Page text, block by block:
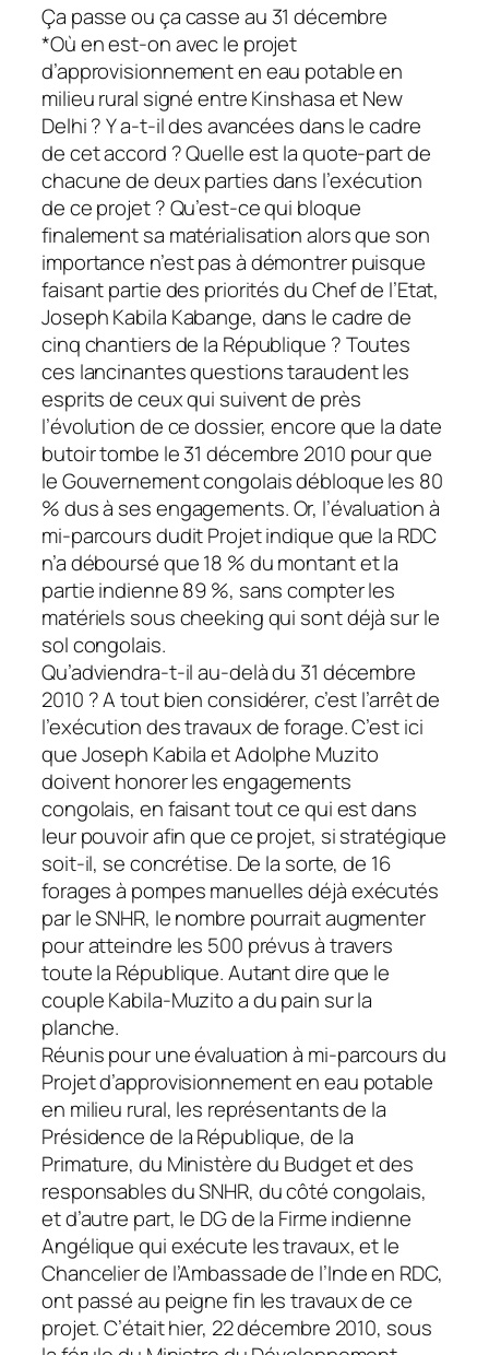
Ça passe ou ça casse au 31 décembre
*Où en est-on avec le projet
d’approvisionnement en eau potable en
milieu rural signé entre Kinshasa et New
Delhi ? Y a-t-il des avancées dans le cadre
de cet accord ? Quelle est la quote-part de
chacune de deux parties dans l’exécution
de ce projet ? Qu’est-ce qui bloque
finalement sa matérialisation alors que son
importance n’est pas à démontrer puisque
faisant partie des priorités du Chef de l’Etat,
Joseph Kabila Kabange, dans le cadre de
cinq chantiers de la République ?Toutes
ces lancinantes questions taraudent les
esprits de ceux qui suivent de près
l’évolution de ce dossier, encore que la date
butoir tombe le 31 décembre 2010 pour que
le Gouvernement congolais débloque les 80
% dus à ses engagements.Or, l’évaluation à
mi-parcours dudit Projet indique que la RDC
n’a déboursé que 18 % du montant et la
partie indienne 89 %, sans compter les
matériels sous cheeking qui sont déjà sur le
sol congolais.
Qu’adviendra-t-il au-delà du 31 décembre
2010 ? A tout bien considérer, c’est l’arrêt de
l’exécution des travaux de forage. C’est ici
que Joseph Kabila et Adolphe Muzito
doivent honorer les engagements
congolais, en faisant tout ce qui est dans
leur pouvoir afin que ce projet, si stratégique
soit-il, se concrétise. De la sorte, de 16
forages à pompes manuelles déjà exécutés
par le SNHR, le nombre pourrait augmenter
pour atteindre les 500 prévus à travers
toute la République. Autant dire que le
couple Kabila-Muzito a du pain sur la
planche.
Réunis pour une évaluation à mi-parcours du
Projet d’approvisionnement en eau potable
en milieu rural, les représentants de la
Présidence de la République, de la
Primature, du Ministère du Budget et des
responsables du SNHR, du côté congolais,
et d’autre part, le DG de la Firme indienne
Angélique qui exécute les travaux, et le
Chancelier de l’Ambassade de l’Inde en RDC,
ont passé au peigne fin les travaux de ce
projet. C’était hier, 22 décembre 2010, sous